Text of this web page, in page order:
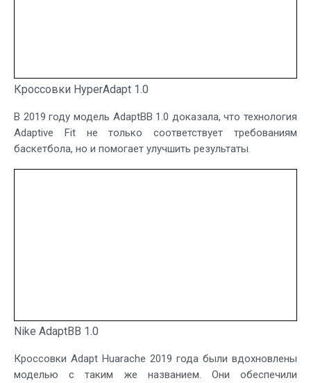
Кроссовки HyperAdapt 1.0
В 2019 году модель AdaptBB 1.0 доказала, что технология
Adaptive Fit не только соответствует требованиям
баскетбола, но и помогает улучшить результаты.
Nike AdaptBB 1.0
Кроссовки Adapt Huarache 2019 года были вдохновлены
моделью с таким же названием. Они обеспечили